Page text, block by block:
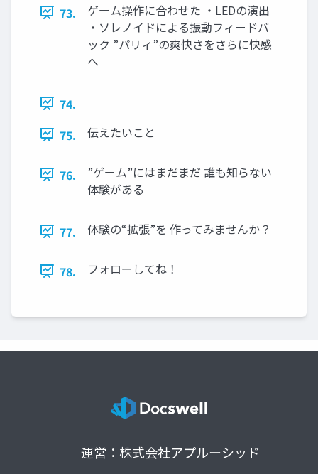
73.
ゲーム操作に合わせた ・LEDの演出
・ソレノイドによる振動フィードバ
ック ”パリィ”の爽快さをさらに快感
へ
74.
75.
伝えたいこと
76.
”ゲーム”にはまだまだ 誰も知らない
体験がある
77. 体験の“拡張”を 作ってみませんか？
78. フォローしてね！
運営：株式会社アプルーシッド